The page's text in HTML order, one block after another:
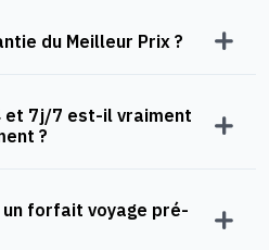
du Meilleur Prix ?
et 7j/7 est-il vraiment
?
forfait voyage pré-